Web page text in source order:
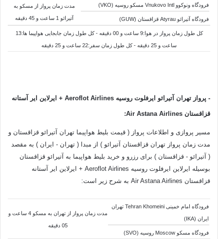
فرودگاه ونوکوو Vnukovo Intl مسکو روسیه (VKO) مدت زمان پرواز از مسکو به
آتیرائو 1 ساعت و 45 دقیقه فرودگاه آتیرائو Atyrau قزاقستان (GUW)
کل طول زمان پرواز در هوا:9 ساعت و 00 دقیقه - کل طول زمان جابجایی هواپیما ها:13
ساعت و 25 دقیقه - کل طول زمان سفر:22 ساعت و 25 دقیقه
- پرواز تهران آتیرائو ایرفلوت روسیه Aeroflot Airlines + ایرلاین ایر آستانه
قزاقستان Air Astana Airlines :
مسیر پروازی و اطلاعات پرواز ( قیمت بلیط هواپیما تهران آتیرائو قزاقستان و
مدت زمان پرواز تهران قزاقستان آتیرائو ) از مبدا ( تهران - ایران ) به مقصد
( آتیرائو - قزاقستان ) برای رزرو و خرید بلیط هواپیما به آتیرائو قزاقستان
بوسیله ایرلاین ایرفلوت روسیه Aeroflot Airlines + ایرلاین ایر آستانه
قزاقستان Air Astana Airlines به شرح زیر است:
فرودگاه امام خمینی Tehran Khomeini تهران
ایران (IKA)
مدت زمان پرواز از تهران به مسکو 4 ساعت و
05 دقیقه
فرودگاه مسکو Moscow روسیه (SVO)